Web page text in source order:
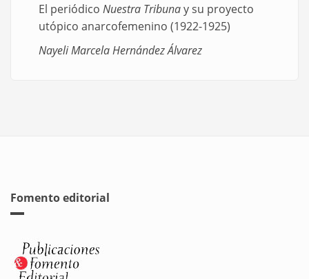
El periódico Nuestra Tribunay su proyecto
utópico anarcofemenino (1922-1925)
Nayeli Marcela Hernández Álvarez
Fomento editorial